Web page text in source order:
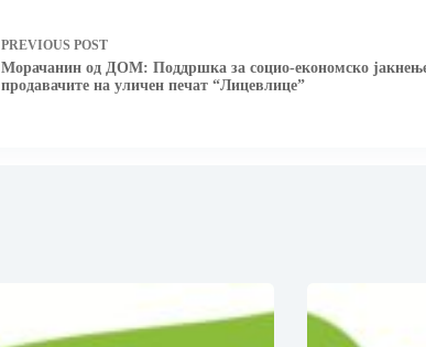
PREVIOUSPOST
Морачанин од ДОМ: Поддршка за социо-економско
продавачите на уличен печат “Лицевлице”